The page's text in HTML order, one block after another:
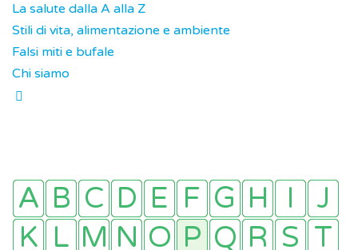
La salute dalla A alla Z
Stili di vita, alimentazione e ambiente
Falsi miti e bufale
Chi siamo